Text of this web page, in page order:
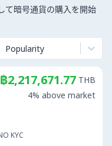
て暗号通貨の購入を開始
Popularity
KYC
฿2,217,671.77 THB
4% above market